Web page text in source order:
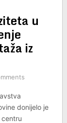
u
iz
donijelo je
centru